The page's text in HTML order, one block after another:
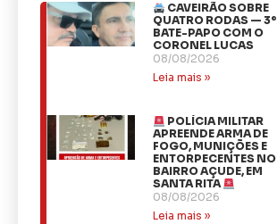
ÚLTIMAS
NOTÍCIAS
CAVEIRÃO SOBRE
QUATRO RODAS — 3º
BATE-PAPO COM O
CORONEL LUCAS
08/08/2026
Leia mais »
POLÍCIA MILITAR
APREENDE ARMA DE
FOGO, MUNIÇÕES E
ENTORPECENTES NO
BAIRRO AÇUDE, EM
SANTA RITA
08/08/2026
Leia mais »